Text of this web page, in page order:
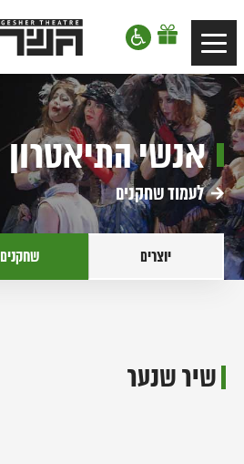
דלג לסרגל הניווט
דלג לתוכן
Toggle
navigation
תיאטרון
גשר,
בתל
אביב
אנשי התיאטרון
לעמוד שחקנים
יוצרים שחקנים
שיר שנער